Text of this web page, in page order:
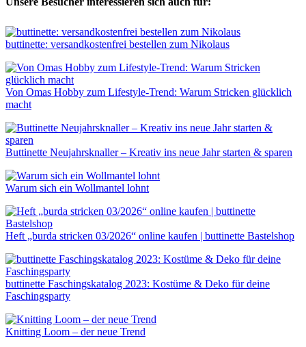
buttinette: versandkostenfrei bestellen zum Nikolaus
Von Omas Hobby zum Lifestyle-Trend: Warum Stricken glücklich
macht
Buttinette Neujahrsknaller – Kreativ ins neue Jahr starten & sparen
Warum sich ein Wollmantel lohnt
Heft „burda stricken 03/2026“ online kaufen | buttinette Bastelshop
buttinette Faschingskatalog 2023: Kostüme & Deko für deine
Faschingsparty
Knitting Loom – der neue Trend